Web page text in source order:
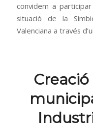
convidem a
situació de la
Valenciana a través
Creació